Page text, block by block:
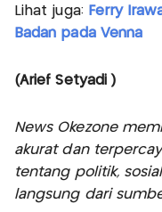
Lihat juga: Ferry
Badan pada Venna
(Arief Setyadi )
News Okezone
akurat dan
tentang politik,
langsung dari